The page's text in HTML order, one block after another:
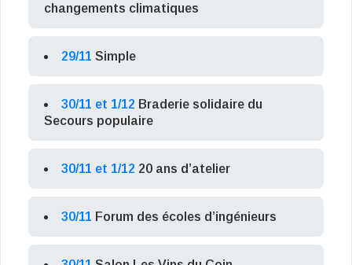
changements climatiques
29/11 Simple
30/11 et 1/12 Braderie solidaire du
Secours populaire
30/11 et 1/12 20 ans d’atelier
30/11 Forum des écoles d’ingénieurs